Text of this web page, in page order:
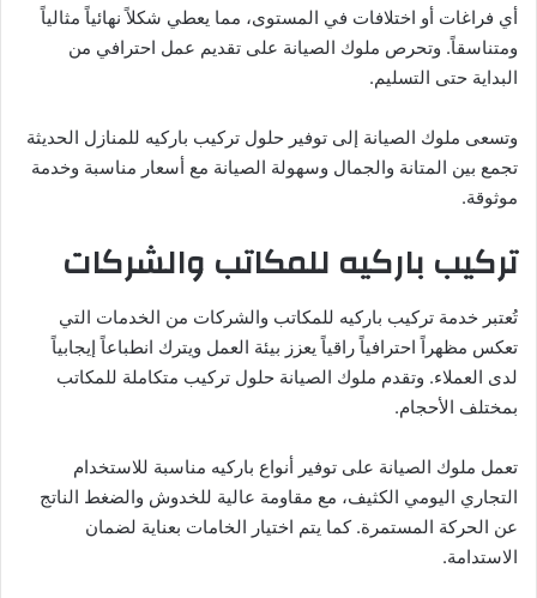
أي فراغات أو اختلافات في المستوى، مما يعطي شكلاً نهائياً مثالياً
ومتناسقاً. وتحرص ملوك الصيانة على تقديم عمل احترافي من
البداية حتى التسليم.
وتسعى ملوك الصيانة إلى توفير حلول تركيب باركيه للمنازل الحديثة
تجمع بين المتانة والجمال وسهولة الصيانة مع أسعار مناسبة وخدمة
موثوقة.
تركيب باركيه للمكاتب والشركات
تُعتبر خدمة تركيب باركيه للمكاتب والشركات من الخدمات التي
تعكس مظهراً احترافياً راقياً يعزز بيئة العمل ويترك انطباعاً إيجابياً
لدى العملاء. وتقدم ملوك الصيانة حلول تركيب متكاملة للمكاتب
بمختلف الأحجام.
تعمل ملوك الصيانة على توفير أنواع باركيه مناسبة للاستخدام
التجاري اليومي الكثيف، مع مقاومة عالية للخدوش والضغط الناتج
عن الحركة المستمرة. كما يتم اختيار الخامات بعناية لضمان
الاستدامة.